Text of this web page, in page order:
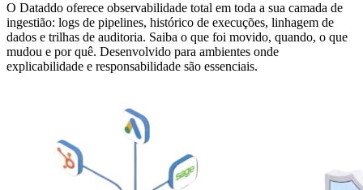
O Dataddo oferece observabilidade total em toda a sua camada de
ingestião: logs de pipelines, histórico de execuções, linhagem de
dados e trilhas de auditoria. Saiba o que foi movido, quando, o que
mudou e por quê. Desenvolvido para ambientes onde
explicabilidade e responsabilidade são essenciais.